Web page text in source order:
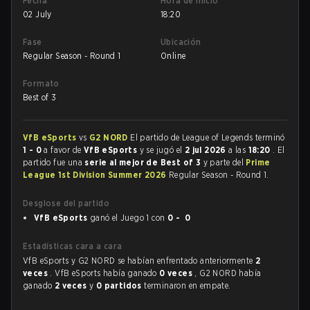
02 July
18:20
Fase
Regular Season - Round 1
Ubicación
Online
Formato
Best of 3
VfB eSports vs G2 NORD El partido de League of Legends terminó
1 - 0 a favor de VfB eSports y se jugó el 2 jul 2026a las 18:20 . El
partido fue una serie al mejor de Best of 3 y parte del Prime
League 1st Division Summer 2026 Regular Season - Round 1.
Desglose del partido
VfB eSports ganó el Juego 1 con 0 - 0
Estadísticas cara a cara
VfB eSports y G2 NORD se habían enfrentado anteriormente 2
veces . VfB eSports había ganado 0 veces , G2 NORD había
ganado 2 vecesy 0 partidosterminaron en empate.